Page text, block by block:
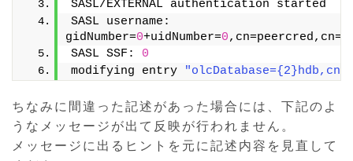
SASL/EXTERNAL authentication started
SASL username:
gidNumber=0+uidNumber=0
SASL SSF: 0
modifying entry
ちなみに間違った記述があった場合には、下記のよ
うなメッセージが出て反映が行われません。
メッセージに出るヒントを元に記述内容を見直して